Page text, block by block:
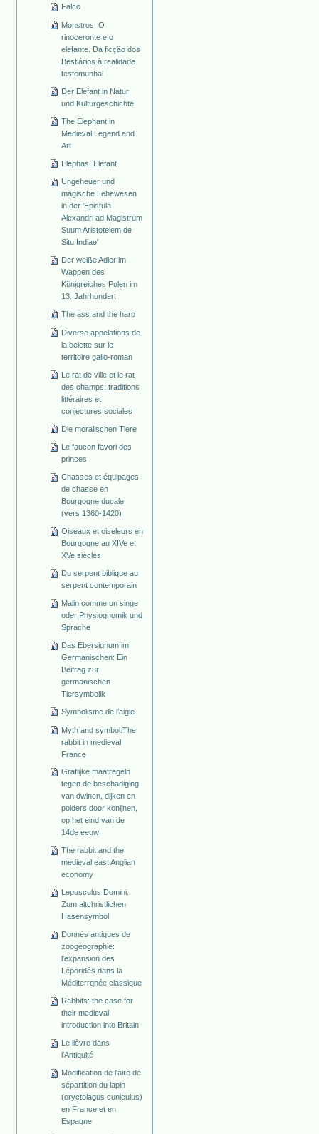
Falco
Monstros: O
rinoceronte e o
elefante. Da ficção dos
Bestiários à realidade
testemunhal
Der Elefant in Natur
und Kulturgeschichte
The Elephant in
Medieval Legend and
Art
Elephas, Elefant
Ungeheuer und
magische Lebewesen
in der 'Epistula
Alexandri ad Magistrum
Suum Aristotelem de
Situ Indiae'
Der weiße Adler im
Wappen des
Königreiches Polen im
13. Jahrhundert
The ass and the harp
Diverse appelations de
la belette sur le
territoire gallo-roman
Le rat de ville et le rat
des champs: traditions
littéraires et
conjectures sociales
Die moralischen Tiere
Le faucon favori des
princes
Chasses et équipages
de chasse en
Bourgogne ducale
(vers 1360-1420)
Oiseaux et oiseleurs en
Bourgogne au XIVe et
XVe siècles
Du serpent biblique au
serpent contemporain
Malin comme un singe
oder Physiognomik und
Sprache
Das Ebersignum im
Germanischen: Ein
Beitrag zur
germanischen
Tiersymbolik
Symbolisme de l’aigle
Myth and symbol:The
rabbit in medieval
France
Graflijke maatregeln
tegen de beschadiging
van dwinen, dijken en
polders door konijnen,
op het eind van de
14de eeuw
The rabbit and the
medieval east Anglian
economy
Lepusculus Domini.
Zum altchristlichen
Hasensymbol
Donnés antiques de
zoogéographie:
l'expansion des
Léporidés dans la
Méditerrqnée classique
Rabbits: the case for
their medieval
introduction into Britain
Le lièvre dans
l'Antiquité
Modification de l'aire de
sépartition du lapin
(oryctolagus cuniculus)
en France et en
Espagne